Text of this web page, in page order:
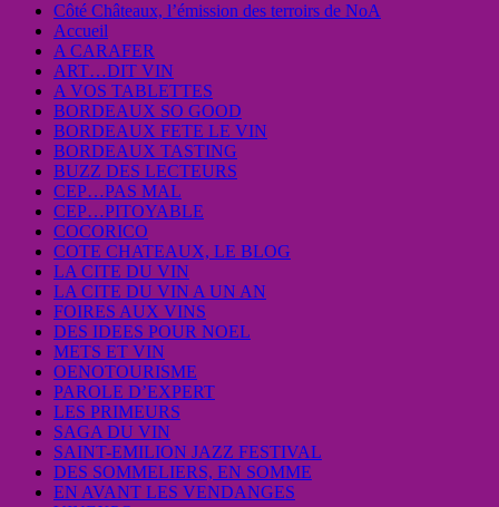
Côté Châteaux, l’émission des terroirs de NoA
Accueil
A CARAFER
ART…DIT VIN
A VOS TABLETTES
BORDEAUX SO GOOD
BORDEAUX FETE LE VIN
BORDEAUX TASTING
BUZZ DES LECTEURS
CEP…PAS MAL
CEP…PITOYABLE
COCORICO
COTE CHATEAUX, LE BLOG
LA CITE DU VIN
LA CITE DU VIN A UN AN
FOIRES AUX VINS
DES IDEES POUR NOEL
METS ET VIN
OENOTOURISME
PAROLE D’EXPERT
LES PRIMEURS
SAGA DU VIN
SAINT-EMILION JAZZ FESTIVAL
DES SOMMELIERS, EN SOMME
EN AVANT LES VENDANGES